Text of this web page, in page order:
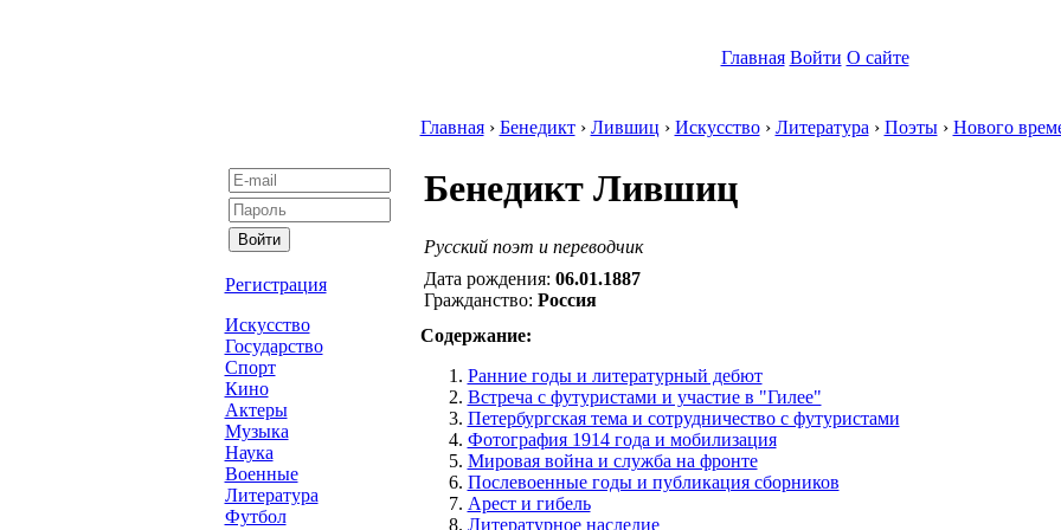
Главная Войти О сайте
Регистрация
Искусство
Государство
Спорт
Кино
Актеры
Музыка
Наука
Военные
Литература
Футбол
Главная› Бенедикт› Лившиц › Искусство› Литература › Поэты› Нового
Бенедикт Лившиц
Русский поэт и переводчик
Дата рождения: 06.01.1887
Гражданство: Россия
Содержание:
Ранние годы и литературный дебют
Встреча с футуристами и участие в "Гилее"
Петербургская тема и сотрудничество с футуристами
Фотография 1914 года и мобилизация
Мировая война и служба на фронте
Послевоенные годы и публикация сборников
Арест и гибель
Литературное наследие